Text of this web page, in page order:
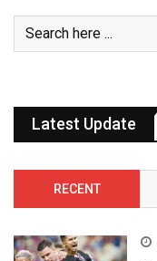
Latest Update
RECENT